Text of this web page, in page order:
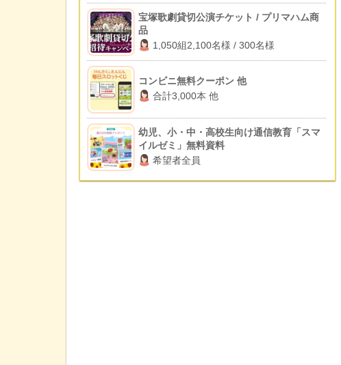
宝塚歌劇貸切公演チケット / プリマハム商
品
1,050組2,100名様 / 300名様
コンビニ無料クーポン 他
合計3,000本 他
幼児、小・中・高校生向け通信教育「スマ
イルゼミ」無料資料
希望者全員